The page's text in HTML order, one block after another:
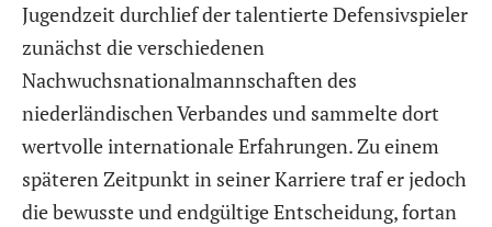
Jugendzeit durchlief der talentierte Defensivspieler
zunächst die verschiedenen
Nachwuchsnationalmannschaften des
niederländischen Verbandes und sammelte dort
wertvolle internationale Erfahrungen. Zu einem
späteren Zeitpunkt in seiner Karriere traf er jedoch
die bewusste und endgültige Entscheidung, fortan